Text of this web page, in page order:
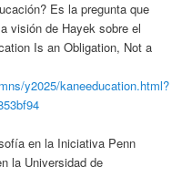
Es la pregunta que
visión de Hayek sobre el
Is an Obligation, Not a
y2025/kaneeducation.html?
en la Iniciativa Penn
la Universidad de